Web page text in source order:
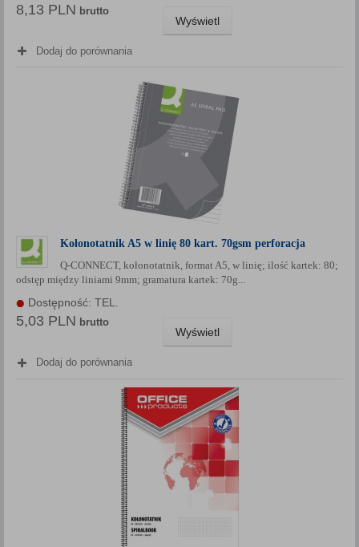
8,13 PLN brutto
Wyświetl
Dodaj do porównania
Kołonotatnik A5 w linię 80 kart. 70gsm perforacja
Q-CONNECT, kołonotatnik, format A5, w linię; ilość kartek: 80;
odstęp między liniami 9mm; gramatura kartek: 70g...
Dostępność: TEL.
5,03 PLN brutto
Wyświetl
Dodaj do porównania